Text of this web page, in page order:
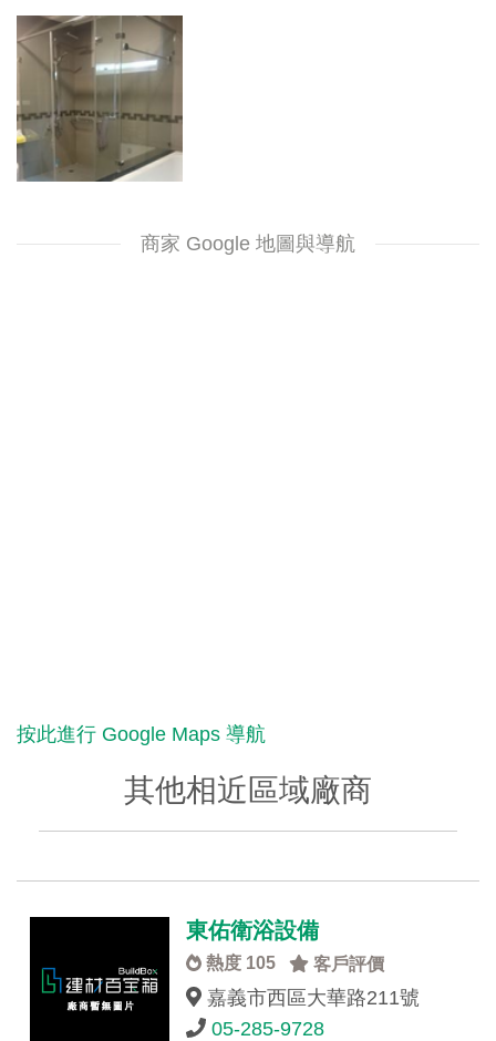
商家 Google 地圖與導航
按此進行 Google Maps 導航
其他相近區域廠商
東佑衛浴設備
熱度 105 客戶評價
嘉義市西區大華路211號
05-285-9728